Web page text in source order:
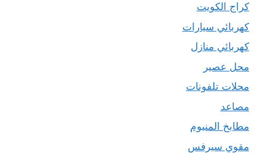
كراج الكويت
كهربائي سيارات
كهربائي منازل
محل عصير
محلات تلفونات
مصاعد
مطابخ المنيوم
مقوي سيرفس